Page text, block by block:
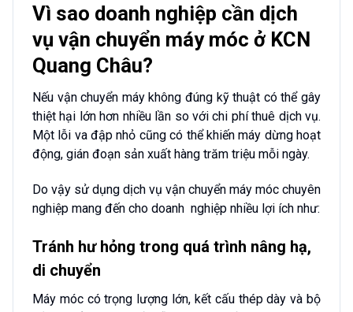
Vì sao doanh nghiệp cần dịch
vụ vận chuyển máy móc ở KCN
Quang Châu?
Nếu vận chuyển máy không đúng kỹ thuật có thể gây
thiệt hại lớn hơn nhiều lần so với chi phí thuê dịch vụ.
Một lỗi va đập nhỏ cũng có thể khiến máy dừng hoạt
động, gián đoạn sản xuất hàng trăm triệu mỗi ngày.
Do vậy sử dụng dịch vụ vận chuyển máy móc chuyên
nghiệp mang đến cho doanh nghiệp nhiều lợi ích như:
Tránh hư hỏng trong quá trình nâng hạ,
di chuyển
Máy móc có trọng lượng lớn, kết cấu thép dày và bộ